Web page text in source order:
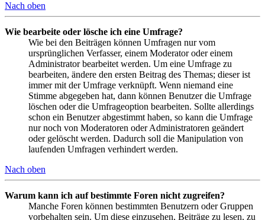
Nach oben
Wie bearbeite oder lösche ich eine Umfrage?
Wie bei den Beiträgen können Umfragen nur vom
ursprünglichen Verfasser, einem Moderator oder einem
Administrator bearbeitet werden. Um eine Umfrage zu
bearbeiten, ändere den ersten Beitrag des Themas; dieser ist
immer mit der Umfrage verknüpft. Wenn niemand eine
Stimme abgegeben hat, dann können Benutzer die Umfrage
löschen oder die Umfrageoption bearbeiten. Sollte allerdings
schon ein Benutzer abgestimmt haben, so kann die Umfrage
nur noch von Moderatoren oder Administratoren geändert
oder gelöscht werden. Dadurch soll die Manipulation von
laufenden Umfragen verhindert werden.
Nach oben
Warum kann ich auf bestimmte Foren nicht zugreifen?
Manche Foren können bestimmten Benutzern oder Gruppen
vorbehalten sein. Um diese einzusehen, Beiträge zu lesen, zu